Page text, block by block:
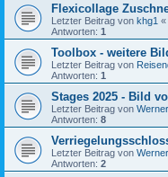
Flexicollage
Letzter Beitrag von khg1 «
Antworten: 1
Toolbox - weitere
Letzter Beitrag von
Antworten: 1
Stages 2025 - Bild
Letzter Beitrag von
Antworten: 8
Letzter Beitrag von
Antworten: 2